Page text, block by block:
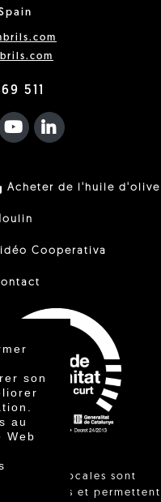
son
au
Web
511
F
YOUTUBEFA LINKEDIN
Acheter de l'huile d'olive
Cooperativa
ventes locales sont
et permettent